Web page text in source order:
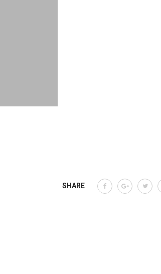
SHARE